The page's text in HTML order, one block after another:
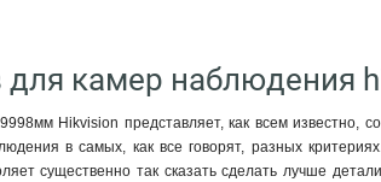
для камер наблюдения
Hikvision представляет, как всем известно,
в самых, как все говорят, разных
существенно так сказать сделать лучше